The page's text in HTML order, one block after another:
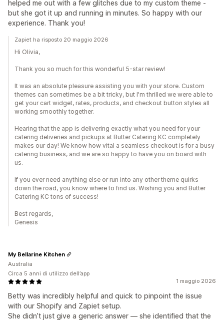
helped me out with a few glitches due to my custom theme -
but she got it up and running in minutes. So happy with our
experience. Thank you!
Zapiet ha risposto 20 maggio 2026
Hi Olivia,
Thank you so much for this wonderful 5-star review!
It was an absolute pleasure assisting you with your store. Custom
themes can sometimes be a bit tricky, but I'm thrilled we were able to
get your cart widget, rates, products, and checkout button styles all
working smoothly together.
Hearing that the app is delivering exactly what you need for your
catering deliveries and pickups at Butter Catering KC completely
makes our day! We know how vital a seamless checkout is for a busy
catering business, and we are so happy to have you on board with
us.
If you ever need anything else or run into any other theme quirks
down the road, you know where to find us. Wishing you and Butter
Catering KC tons of success!
Best regards,
Genesis
1 maggio 2026
Betty was incredibly helpful and quick to pinpoint the issue
with our Shopify and Zapiet setup.
She didn’t just give a generic answer — she identified that the
My Bellarine Kitchen
Australia
Circa 5 anni di utilizzo dell’app